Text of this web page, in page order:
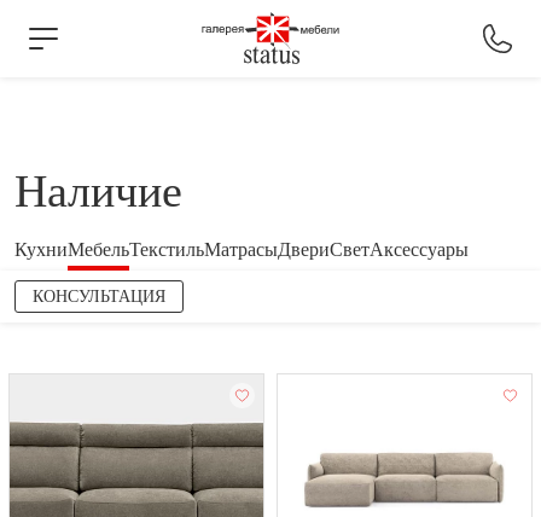
Наличие
КухниМебельТекстильМатрасыДвериСветАксессуары
КОНСУЛЬТАЦИЯ